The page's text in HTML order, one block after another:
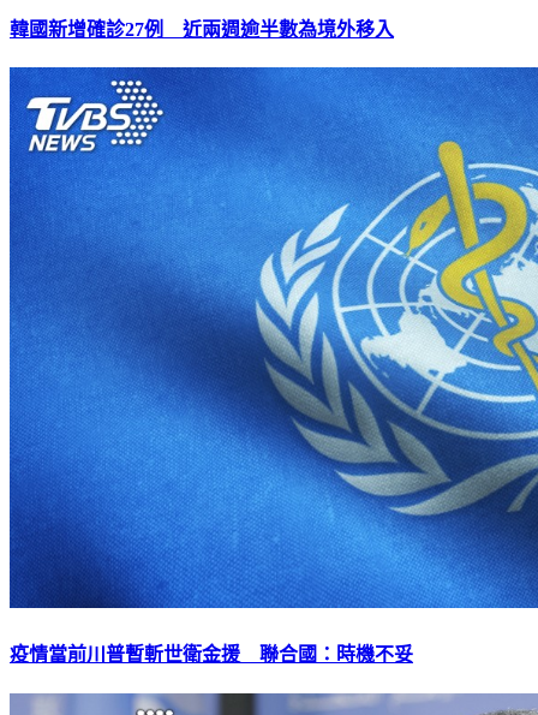
韓國新增確診27例 近兩週逾半數為境外移入
疫情當前川普暫斬世衛金援 聯合國：時機不妥